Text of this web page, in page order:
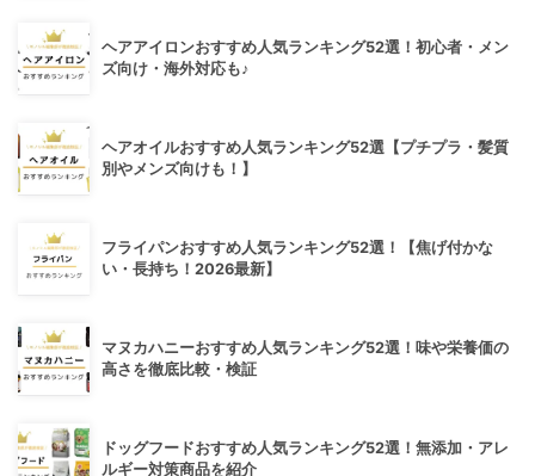
ヘアアイロンおすすめ人気ランキング52選！初心者・メン
ズ向け・海外対応も♪
ヘアオイルおすすめ人気ランキング52選【プチプラ・髪質
別やメンズ向けも！】
フライパンおすすめ人気ランキング52選！【焦げ付かな
い・長持ち！2026最新】
マヌカハニーおすすめ人気ランキング52選！味や栄養価の
高さを徹底比較・検証
ドッグフードおすすめ人気ランキング52選！無添加・アレ
ルギー対策商品を紹介